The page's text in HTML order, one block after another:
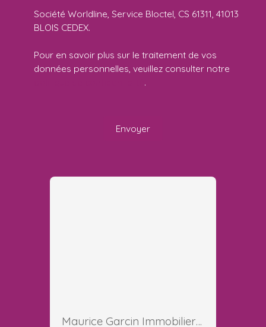
Société Worldline, Service Bloctel, CS 61311, 41013
BLOIS CEDEX.
Pour en savoir plus sur le traitement de vos
données personnelles, veuillez consulter notre
.
Envoyer
Maurice Garcin Immobilier Carpentras Ventoux